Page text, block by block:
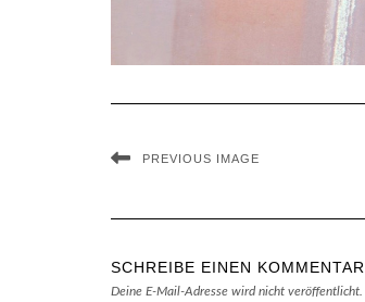
PREVIOUS IMAGE
SCHREIBE EINEN KOMMENTAR
Deine E-Mail-Adresse wird nicht veröffentlicht.